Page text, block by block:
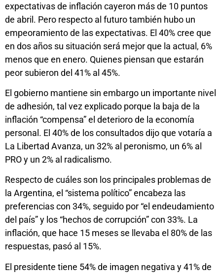
expectativas de inflación cayeron más de 10 puntos
de abril. Pero respecto al futuro también hubo un
empeoramiento de las expectativas. El 40% cree que
en dos años su situación será mejor que la actual, 6%
menos que en enero. Quienes piensan que estarán
peor subieron del 41% al 45%.
El gobierno mantiene sin embargo un importante nivel
de adhesión, tal vez explicado porque la baja de la
inflación “compensa” el deterioro de la economía
personal. El 40% de los consultados dijo que votaría a
La Libertad Avanza, un 32% al peronismo, un 6% al
PRO y un 2% al radicalismo.
Respecto de cuáles son los principales problemas de
la Argentina, el “sistema político” encabeza las
preferencias con 34%, seguido por “el endeudamiento
del país” y los “hechos de corrupción” con 33%. La
inflación, que hace 15 meses se llevaba el 80% de las
respuestas, pasó al 15%.
El presidente tiene 54% de imagen negativa y 41% de